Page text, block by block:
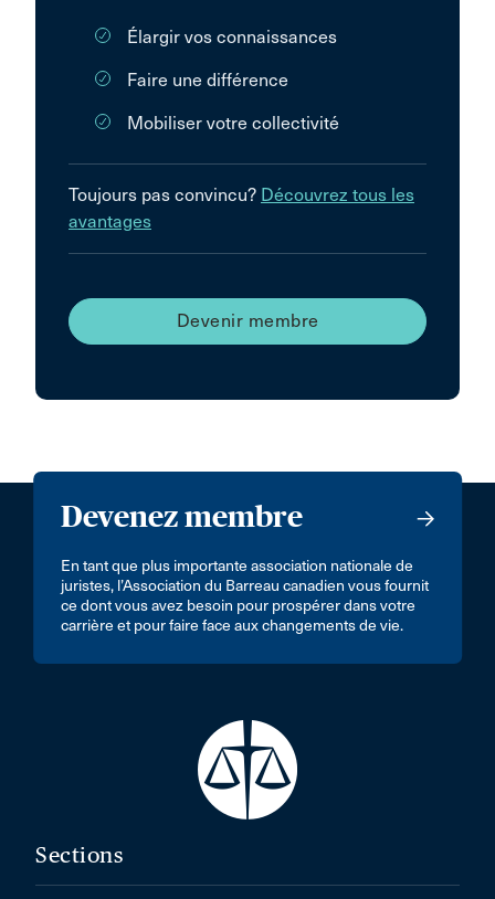
Élargir vos connaissances
Faire une différence
Mobiliser votre collectivité
Toujours pas convincu? Découvrez tous les
avantages
Devenir membre
Devenez membre
En tant que plus importante association nationale de
juristes, l’Association du Barreau canadien vous fournit
ce dont vous avez besoin pour prospérer dans votre
carrière et pour faire face aux changements de vie.
Sections